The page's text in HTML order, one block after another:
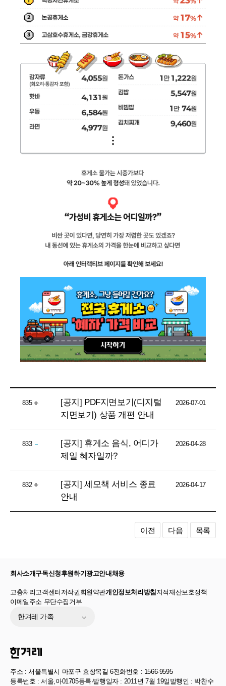
835
[공지] PDF지면보기(디지털
지면보기) 상품 개편 안내
2026-07-01
833
[공지] 휴게소 음식, 어디가
제일 혜자일까?
2026-04-28
832
[공지] 세모책 서비스 종료
안내
2026-04-17
이전 다음 목록
회사소개구독신청후원하기 광고안내채용
고충처리고객센터 저작권 회원약관개인정보처리방침 지적재산보호정책
이메일주소 무단수집거부
한겨레 가족
주소 : 서울특별시 마포구 효창목길 6전화번호 : 1566-9595
등록번호 : 서울,아01705등록·발행일자 : 2011년 7월 19일 발행인 : 박찬수